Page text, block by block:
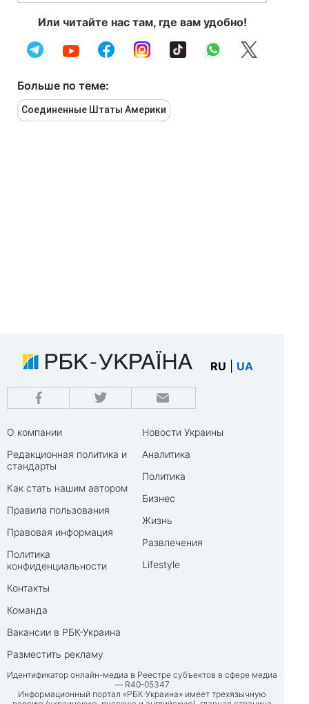
Или читайте нас там, где вам удобно!
Больше по теме:
Соединенные Штаты Америки
RU UA
О компании
Редакционная политика и
стандарты
Как стать нашим автором
Правила пользования
Правовая информация
Политика
конфиденциальности
Контакты
Команда
Вакансии в РБК-Украина
Разместить рекламу
Новости Украины
Аналитика
Политика
Бизнес
Жизнь
Развлечения
Lifestyle
Идентификатор онлайн-медиа в Реестре субъектов в сфере медиа
— R40-05347
Информационный портал «РБК-Украина» имеет трехязычную